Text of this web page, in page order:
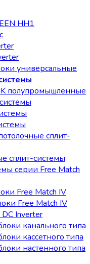
HH1
универсальные
полупромышленные
сплит-
сплит-системы
cерии Free Match
Free Match IV
Free Match IV
Inverter
канального типа
кассетного типа
настенного типа